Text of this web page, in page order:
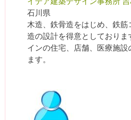
石川県
木造、鉄骨造をはじめ、鉄
造の設計を得意としており
インの住宅、店舗、医療施設
ます。